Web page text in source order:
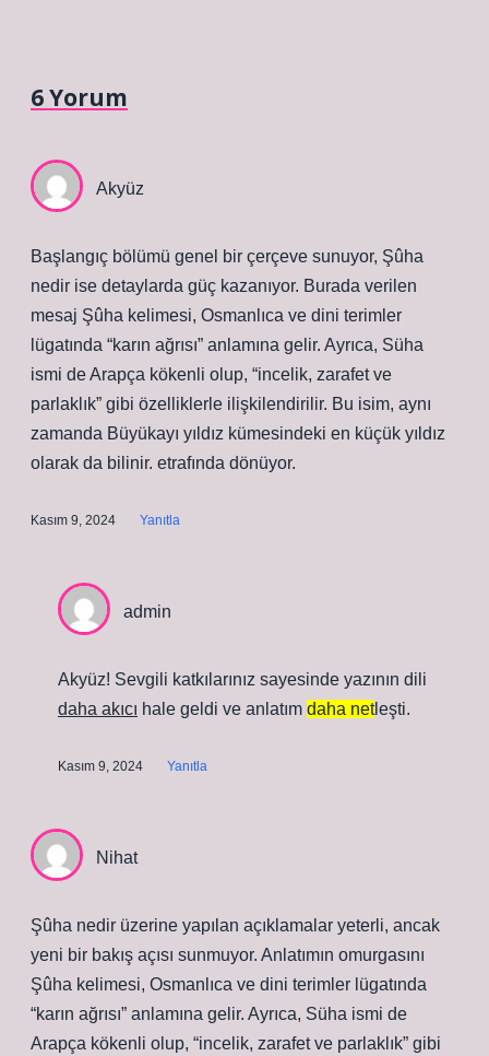
6 Yorum
Akyüz
Başlangıç bölümü genel bir çerçeve sunuyor, Şûha
nedir ise detaylarda güç kazanıyor. Burada verilen
mesaj Şûha kelimesi, Osmanlıca ve dini terimler
lügatında “karın ağrısı” anlamına gelir. Ayrıca, Süha
ismi de Arapça kökenli olup, “incelik, zarafet ve
parlaklık” gibi özelliklerle ilişkilendirilir. Bu isim, aynı
zamanda Büyükayı yıldız kümesindeki en küçük yıldız
olarak da bilinir. etrafında dönüyor.
Kasım 9, 2024 Yanıtla
admin
Akyüz! Sevgili katkılarınız sayesinde yazının dili
daha akıcı hale geldi ve anlatım daha netleşti.
Kasım 9, 2024 Yanıtla
Nihat
Şûha nedir üzerine yapılan açıklamalar yeterli, ancak
yeni bir bakış açısı sunmuyor. Anlatımın omurgasını
Şûha kelimesi, Osmanlıca ve dini terimler lügatında
“karın ağrısı” anlamına gelir. Ayrıca, Süha ismi de
Arapça kökenli olup, “incelik, zarafet ve parlaklık” gibi